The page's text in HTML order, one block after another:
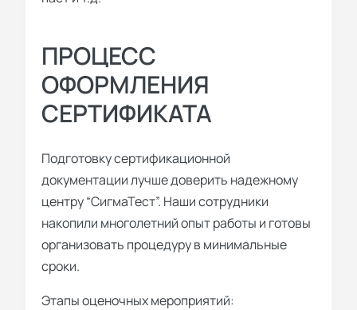
ПРОЦЕСС
ОФОРМЛЕНИЯ
СЕРТИФИКАТА
Подготовку сертификационной
документации лучше доверить надежному
центру “СигмаТест”. Наши сотрудники
накопили многолетний опыт работы и готовы
организовать процедуру в минимальные
сроки.
Этапы оценочных мероприятий: